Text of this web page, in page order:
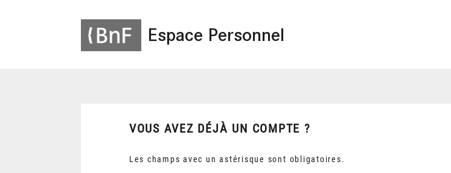
Espace Personnel
VOUS AVEZ DÉJÀ UN COMPTE ?
Les champs avec un astérisque sont obligatoires.